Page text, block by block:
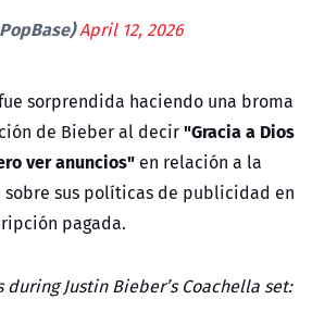
April 12, 2026
sorprendida haciendo una broma
de Bieber al decir"Gracia a Dios
ver anuncios" en relación a la
sus políticas de publicidad en
pagada.
during Justin Bieber’s Coachella set: